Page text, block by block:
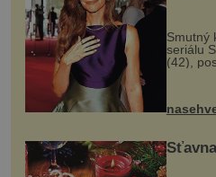
Smutný
seriálu
(42),